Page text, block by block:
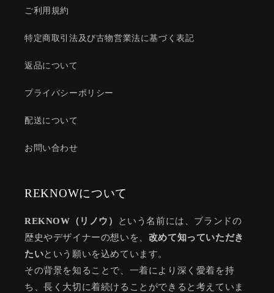
ご利用規約
特定商取引法及び古物営業法に基づく表記
返品について
プライバシーポリシー
配送について
お問い合わせ
REKNOWについて
REKNOW（リノウ）
という名前には、ブランドの
歴史やデザイナーの想いを、 改めて知っていただき
たいという願いを込めています。
その背景を知ることで、一着により深く愛着を持
ち、長く大切に着続けることができると考えていま